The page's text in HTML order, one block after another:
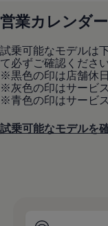
営業カレンダー
試乗可能なモデルは
て必ずご確認ください
※黒色の印は店舗休日
※灰色の印はサービ
※青色の印はサービ
試乗可能なモデルを